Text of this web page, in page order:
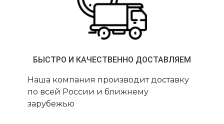
БЫСТРО И КАЧЕСТВЕННО ДОСТАВЛЯЕМ
Наша компания производит доставку
по всей России и ближнему
зарубежью